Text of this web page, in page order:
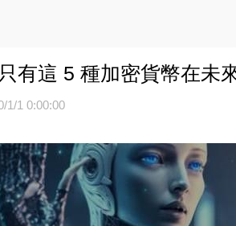
有這 5 種加密貨幣在未
1/1 0:00:00